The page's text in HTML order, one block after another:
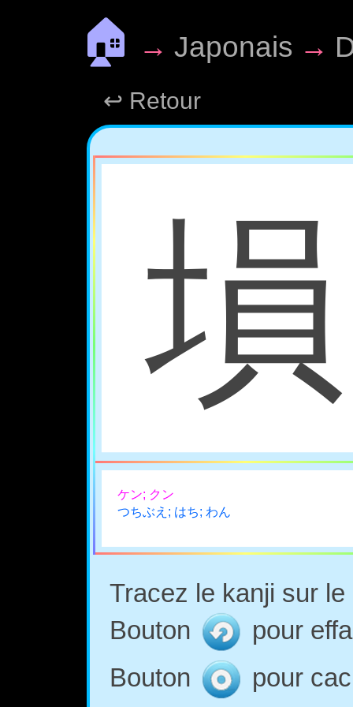
🏠 → Japonais →
↩ Retour
ケン; クン
つちぶえ; はち; わん
Tracez le kanji sur
Bouton
pour
Bouton
pour